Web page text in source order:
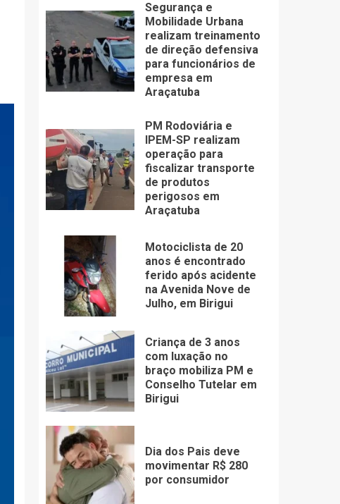
Segurança e
Mobilidade Urbana
realizam treinamento
de direção defensiva
para funcionários de
empresa em
Araçatuba
PM Rodoviária e
IPEM-SP realizam
operação para
fiscalizar transporte
de produtos
perigosos em
Araçatuba
Motociclista de 20
anos é encontrado
ferido após acidente
na Avenida Nove de
Julho, em Birigui
Criança de 3 anos
com luxação no
braço mobiliza PM e
Conselho Tutelar em
Birigui
Dia dos Pais deve
movimentar R$ 280
por consumidor